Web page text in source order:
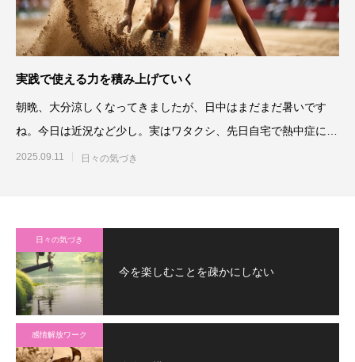
実践で使える力を積み上げていく
朝晩、大分涼しくなってきましたが、日中はまだまだ暑いです
ね。今日は近況など少し。実はワタクシ、先日自宅で熱中症にな
りかかりました。その
2025.09.11 日々の気づき
日々の気づき
今を楽しむことを疎かにしない
感情解放ワーク